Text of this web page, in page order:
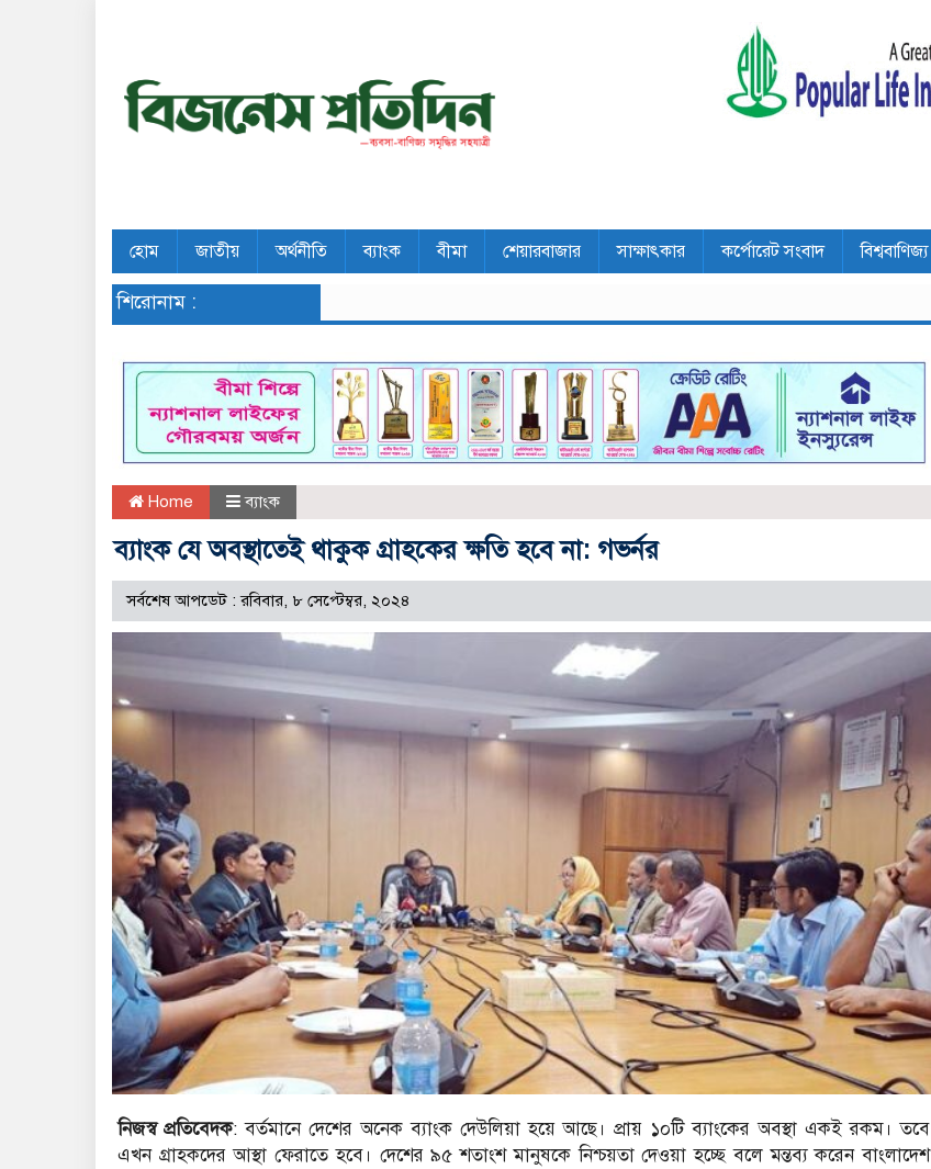
হোম জাতীয় অর্থনীতি ব্যাংক বীমা শেয়ারবাজার সাক্ষাৎকার কর্পোরেট সংবাদ বিশ্ববাণিজ্য
শিরোনাম :
Home ব্যাংক
ব্যাংক যে অবস্থাতেই থাকুক গ্রাহকের ক্ষতি হবে না: গভর্নর
সর্বশেষ আপডেট : রবিবার, ৮ সেপ্টেম্বর, ২০২৪
নিজস্ব প্রতিবেদক: বর্তমানে দেশের অনেক ব্যাংক দেউলিয়া হয়ে আছে। প্রায় ১০টি ব্যাংকের অবস্থা একই রকম। তবে
এখন গ্রাহকদের আস্থা ফেরাতে হবে। দেশের ৯৫ শতাংশ মানুষকে নিশ্চয়তা দেওয়া হচ্ছে বলে মন্তব্য করেন বাংলাদেশ